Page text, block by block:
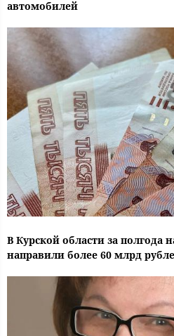
автомобилей
В Курской области за полгода
направили более 60 млрд